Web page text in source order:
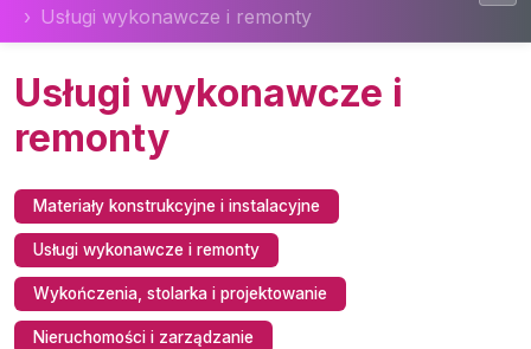
Usługi wykonawcze i remonty
Usługi wykonawcze i
remonty
Materiały konstrukcyjne i instalacyjne
Usługi wykonawcze i remonty
Wykończenia, stolarka i projektowanie
Nieruchomości i zarządzanie